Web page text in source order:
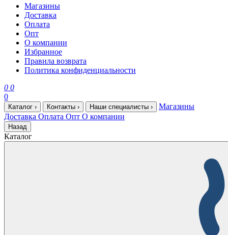
Магазины
Доставка
Оплата
Опт
О компании
Избранное
Правила возврата
Политика конфиденциальности
0 0
0
Каталог › Контакты › Наши специалисты ›
Магазины
Доставка Оплата Опт О компании
Назад
Каталог